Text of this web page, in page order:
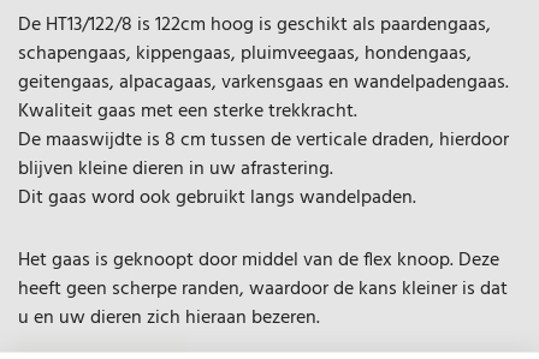
De HT13/122/8 is 122cm hoog is geschikt als paardengaas,
schapengaas, kippengaas, pluimveegaas, hondengaas,
geitengaas, alpacagaas, varkensgaas en wandelpadengaas.
Kwaliteit gaas met een sterke trekkracht.
De maaswijdte is 8 cm tussen de verticale draden, hierdoor
blijven kleine dieren in uw afrastering.
Dit gaas word ook gebruikt langs wandelpaden.
Het gaas is geknoopt door middel van de flex knoop. Deze
heeft geen scherpe randen, waardoor de kans kleiner is dat
u en uw dieren zich hieraan bezeren.